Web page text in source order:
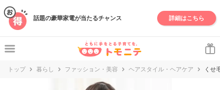
話題の豪華家電が当たるチャンス 詳細はこちら
トップ 暮らし ファッション・美容 ヘアスタイル・ヘアケア くせ